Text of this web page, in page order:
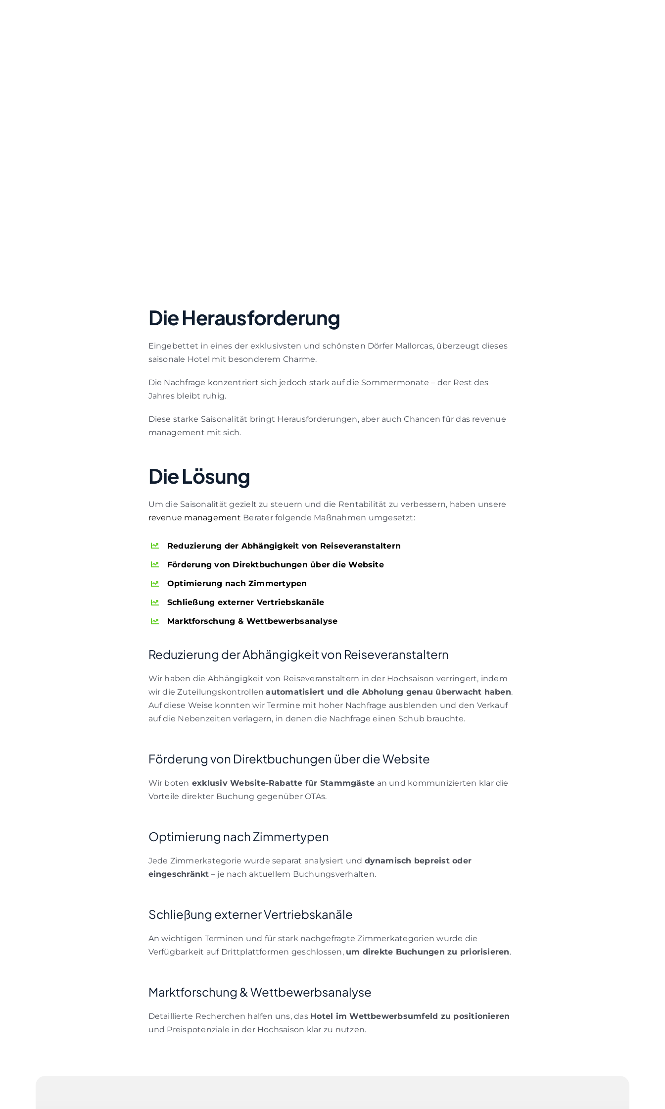
Die Herausforderung
Eingebettet in eines der exklusivsten und schönsten Dörfer Mallorcas, überzeugt dieses
saisonale Hotel mit besonderem Charme.
Die Nachfrage konzentriert sich jedoch stark auf die Sommermonate – der Rest des
Jahres bleibt ruhig.
Diese starke Saisonalität bringt Herausforderungen, aber auch Chancen für das revenue
management mit sich.
Die Lösung
Um die Saisonalität gezielt zu steuern und die Rentabilität zu verbessern, haben unsere
revenue management Berater folgende Maßnahmen umgesetzt:
Reduzierung der Abhängigkeit von Reiseveranstaltern
Förderung von Direktbuchungen über die Website
Optimierung nach Zimmertypen
Schließung externer Vertriebskanäle
Marktforschung & Wettbewerbsanalyse
Reduzierung der Abhängigkeit von Reiseveranstaltern
Wir haben die Abhängigkeit von Reiseveranstaltern in der Hochsaison verringert, indem
wir die Zuteilungskontrollenautomatisiert und die Abholung genau überwacht haben.
Auf diese Weise konnten wir Termine mit hoher Nachfrage ausblenden und den Verkauf
auf die Nebenzeiten verlagern, in denen die Nachfrage einen Schub brauchte.
Förderung von Direktbuchungen über die Website
Wir boten exklusiv Website-Rabatte für Stammgäste an und kommunizierten klar die
Vorteile direkter Buchung gegenüber OTAs.
Optimierung nach Zimmertypen
Jede Zimmerkategorie wurde separat analysiert und dynamisch bepreist oder
eingeschränkt – je nach aktuellem Buchungsverhalten.
Schließung externer Vertriebskanäle
An wichtigen Terminen und für stark nachgefragte Zimmerkategorien wurde die
Verfügbarkeit auf Drittplattformen geschlossen, um direkte Buchungen zu priorisieren.
Marktforschung & Wettbewerbsanalyse
Detaillierte Recherchen halfen uns, das Hotel im Wettbewerbsumfeld zu positionieren
und Preispotenziale in der Hochsaison klar zu nutzen.